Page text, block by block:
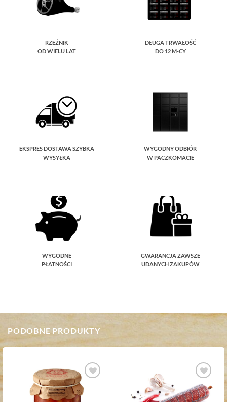
RZEŹNIK
OD WIELU LAT
DŁUGA TRWAŁOŚĆ
DO 12 M-CY
EKSPRES DOSTAWA SZYBKA
WYSYŁKA
WYGODNY ODBIÓR
W PACZKOMACIE
WYGODNE
PŁATNOŚCI
GWARANCJA ZAWSZE
UDANYCH ZAKUPÓW
PODOBNE PRODUKTY
Dodaj do
ulubionych
Dodaj do
ulubionych